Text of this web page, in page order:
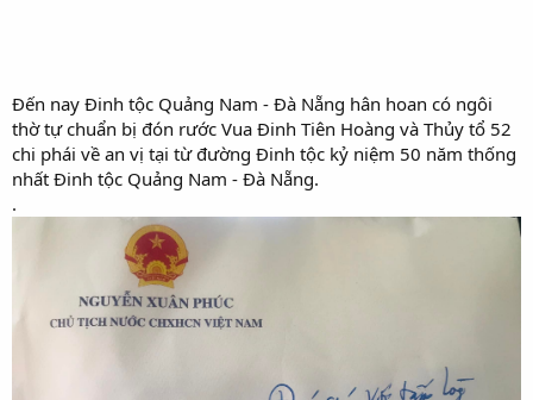
Đến nay Đinh tộc Quảng Nam - Đà Nẵng hân hoan có ngôi
thờ tự chuẩn bị đón rước Vua Đinh Tiên Hoàng và Thủy tổ 52
chi phái về an vị tại từ đường Đinh tộc kỷ niệm 50 năm thống
nhất Đinh tộc Quảng Nam - Đà Nẵng.
.